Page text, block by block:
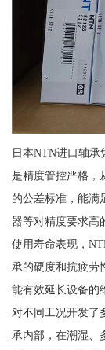
日本NTN进口轴
是精度管控严格，
的公差标准，能满
器等对精度要求高
使用寿命表现，
承的硬度和抗疲劳
能有效延长设备的
对不同工况开发了
承内部，在潮湿、